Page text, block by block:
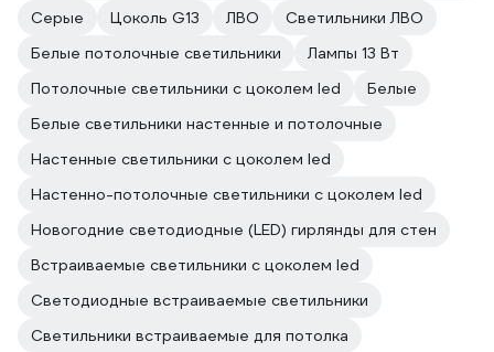
Серые
Цоколь G13 ЛВО
Светильники ЛВО
Белые потолочные светильники
Лампы 13 Вт
Потолочные светильники с цоколем led
Белые
Белые светильники настенные и потолочные
Настенные светильники с цоколем led
Настенно-потолочные светильники с цоколем led
Новогодние светодиодные (LED) гирлянды для стен
Встраиваемые светильники с цоколем led
Светодиодные встраиваемые светильники
Светильники встраиваемые для потолка